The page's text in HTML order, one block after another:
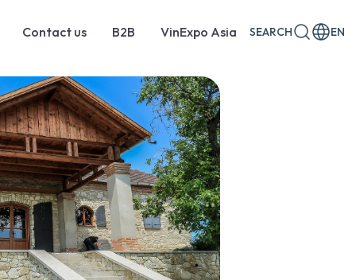
Contact us B2B VinExpo Asia SEARCH EN